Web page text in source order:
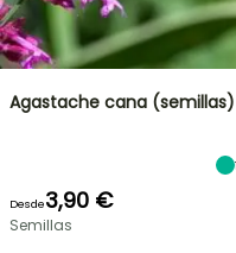
Agastache cana (semillas)
Desde3,90 €
Semillas